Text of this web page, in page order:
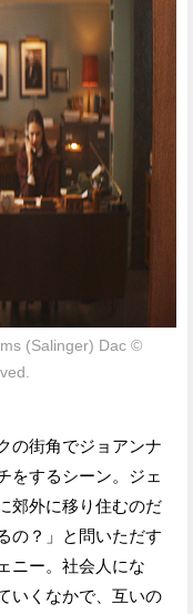
(Salinger) Dac ©
の街角でジョアンナ
をするシーン。ジェ
郊外に移り住むのだ
の？」と問いただす
ニー。社会人にな
いくなかで、互いの